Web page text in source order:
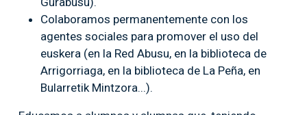
Colaboramos permanentemente con los
agentes sociales para promover el uso del
euskera (en la Red Abusu, en la biblioteca de
Arrigorriaga, en la biblioteca de La Peña, en
Bularretik Mintzora...).